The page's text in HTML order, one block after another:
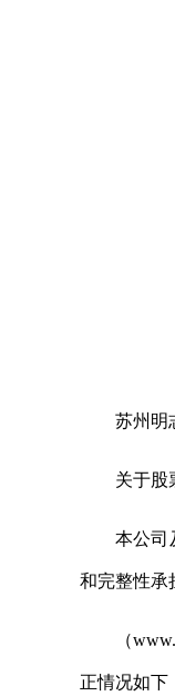
苏州明
关于股
本公司
和完整性承
（
正情况如下